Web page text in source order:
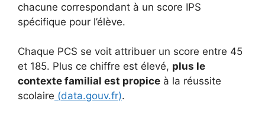
chacune correspondant à un score IPS
spécifique pour l’élève.
Chaque PCS se voit attribuer un score entre 45
et 185. Plus ce chiffre est élevé, plus le
contexte familial est propice à la réussite
scolaire (data.gouv.fr).